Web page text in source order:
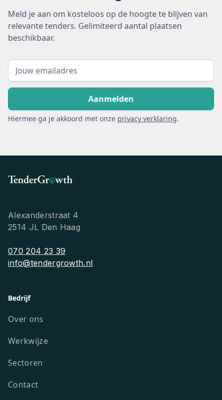
Meld je aan om kosteloos op de hoogte te blijven van
relevante tenders. Gelimiteerd aantal plaatsen
beschikbaar.
Hiermee ga je akkoord met onze privacy verklaring.
Alexanderstraat 4
2514 JL Den Haag
070 204 23 39
info@tendergrowth.nl
Bedrijf
Over ons
Werkwijze
Sectoren
Contact